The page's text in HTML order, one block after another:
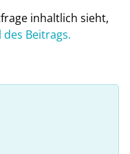
inhaltlich sieht,
Beitrags.